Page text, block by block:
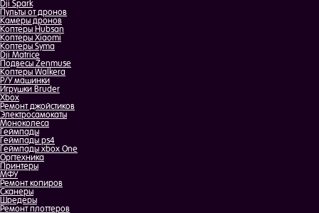
Dji Spark
Пульты от дронов
Камеры дронов
Коптеры Hubsan
Коптеры Xiaomi
Коптеры Syma
Dji Matrice
Подвесы Zenmuse
Коптеры Walkera
Р/У машинки
Игрушки Bruder
Xbox
Ремонт джойстиков
Электросамокаты
Моноколеса
Геймпады
Геймпады ps4
Геймпады xbox One
Оргтехника
Принтеры
МФУ
Ремонт копиров
Сканеры
Шредеры
Ремонт плоттеров